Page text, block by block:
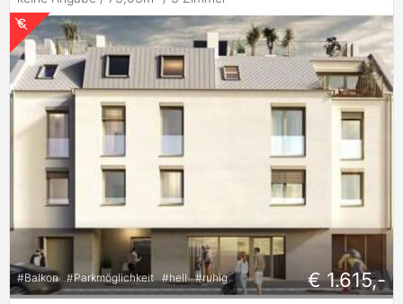
#Balkon #Parkmöglichkeit #hell #ruhig € 1.615,-